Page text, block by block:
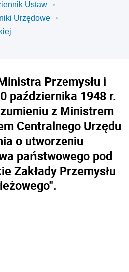
Ustaw
Urzędowe
Przemysłu i
października 1948 r.
z Ministrem
Centralnego Urzędu
o utworzeniu
państwowego pod
Zakłady Przemysłu